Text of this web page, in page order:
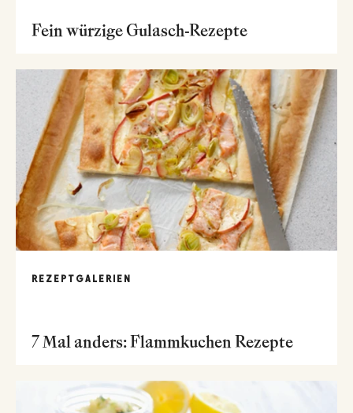
Fein würzige Gulasch-Rezepte
REZEPTGALERIEN
7 Mal anders: Flammkuchen Rezepte